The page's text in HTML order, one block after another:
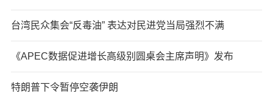
台湾民众集会“反毒油” 表达对民进党当局强烈不满
《APEC数据促进增长高级别圆桌会主席声明》发布
特朗普下令暂停空袭伊朗